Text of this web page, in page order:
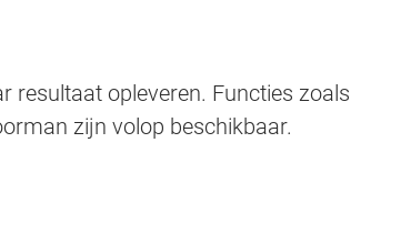
resultaat opleveren. Functies zoals
zijn volop beschikbaar.